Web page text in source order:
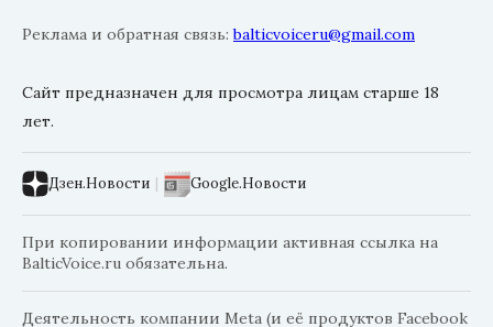
Реклама и обратная связь:balticvoiceru@gmail.com
Сайт предназначен для просмотра лицам старше 18
лет.
Дзен.Новости | Google.Новости
При копировании информации активная ссылка на
BalticVoice.ru обязательна.
Деятельность компании Meta (и её продуктов Facebook